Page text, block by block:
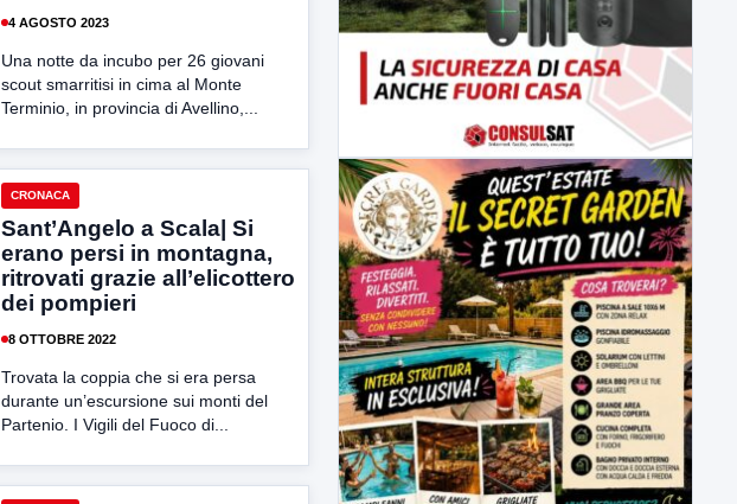
4 AGOSTO 2023
Una notte da incubo per 26 giovani
scout smarritisi in cima al Monte
Terminio, in provincia di Avellino,...
CRONACA
Sant’Angelo a Scala| Si
erano persi in montagna,
ritrovati grazie all’elicottero
dei pompieri
8 OTTOBRE 2022
Trovata la coppia che si era persa
durante un’escursione sui monti del
Partenio. I Vigili del Fuoco di...